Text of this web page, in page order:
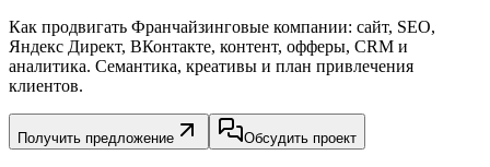
Как продвигать Франчайзинговые компании: сайт, SEO,
Яндекс Директ, ВКонтакте, контент, офферы, CRM и
аналитика. Семантика, креативы и план привлечения
клиентов.
Получить предложение Обсудить проект